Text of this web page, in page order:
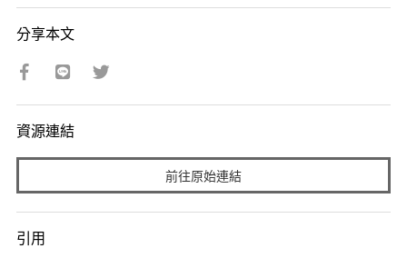
分享本文
資源連結
前往原始連結
引用